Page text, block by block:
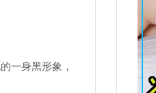
一身黑形象，